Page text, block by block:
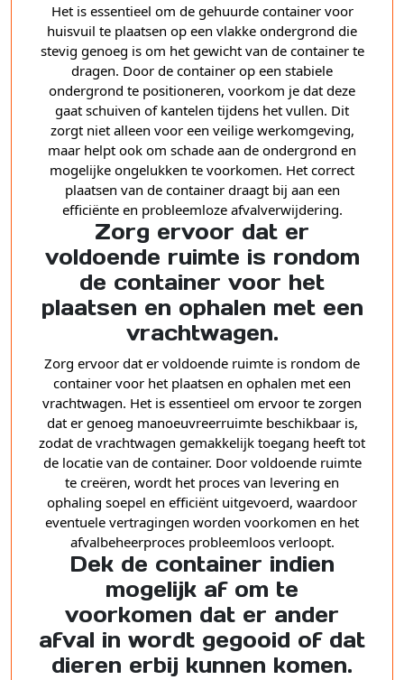
Het is essentieel om de gehuurde container voor
huisvuil te plaatsen op een vlakke ondergrond die
stevig genoeg is om het gewicht van de container te
dragen. Door de container op een stabiele
ondergrond te positioneren, voorkom je dat deze
gaat schuiven of kantelen tijdens het vullen. Dit
zorgt niet alleen voor een veilige werkomgeving,
maar helpt ook om schade aan de ondergrond en
mogelijke ongelukken te voorkomen. Het correct
plaatsen van de container draagt bij aan een
efficiënte en probleemloze afvalverwijdering.
Zorg ervoor dat er
voldoende ruimte is rondom
de container voor het
plaatsen en ophalen met een
vrachtwagen.
Zorg ervoor dat er voldoende ruimte is rondom de
container voor het plaatsen en ophalen met een
vrachtwagen. Het is essentieel om ervoor te zorgen
dat er genoeg manoeuvreerruimte beschikbaar is,
zodat de vrachtwagen gemakkelijk toegang heeft tot
de locatie van de container. Door voldoende ruimte
te creëren, wordt het proces van levering en
ophaling soepel en efficiënt uitgevoerd, waardoor
eventuele vertragingen worden voorkomen en het
afvalbeheerproces probleemloos verloopt.
Dek de container indien
mogelijk af om te
voorkomen dat er ander
afval in wordt gegooid of dat
dieren erbij kunnen komen.